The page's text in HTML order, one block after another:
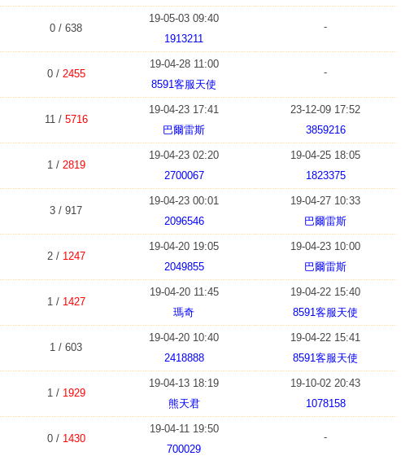
0 / 638
19-05-03 09:40
1913211
-
0 / 2455
19-04-28 11:00
8591客服天使
-
11 / 5716
19-04-23 17:41
巴爾雷斯
23-12-09 17:52
3859216
1 / 2819
19-04-23 02:20
2700067
19-04-25 18:05
1823375
3 / 917
19-04-23 00:01
2096546
19-04-27 10:33
巴爾雷斯
2 / 1247
19-04-20 19:05
2049855
19-04-23 10:00
巴爾雷斯
1 / 1427
19-04-20 11:45
瑪奇
19-04-22 15:40
8591客服天使
1 / 603
19-04-20 10:40
2418888
19-04-22 15:41
8591客服天使
1 / 1929
19-04-13 18:19
熊天君
19-10-02 20:43
1078158
0 / 1430
19-04-11 19:50
700029
-